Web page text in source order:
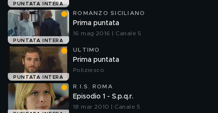
PUNTATA INTERA
PUNTATA INTERA
ROMANZO SICILIANO
Prima puntata
16 mag 2016 | Canale 5
PUNTATA INTERA
ULTIMO
Prima puntata
Poliziesco
R.I.S. ROMA
Episodio 1 - S.p.q.r.
18 mar 2010 | Canale 5